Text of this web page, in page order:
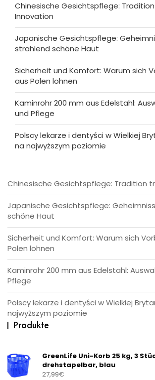
Chinesische Gesichtspflege:
Innovation
Japanische Gesichtspflege:
strahlend schöne Haut
Sicherheit und Komfort: Warum sich
aus Polen lohnen
Kaminrohr 200 mm aus Edelstahl:
und Pflege
Polscy lekarze i dentyści w Wielkiej
na najwyższym poziomie
Chinesische Gesichtspflege: Tradition
Japanische Gesichtspflege:
schöne Haut
Sicherheit und Komfort: Warum sich
Polen lohnen
Kaminrohr 200 mm aus Edelstahl:
Pflege
Polscy lekarze i dentyści w Wielkiej
najwyższym poziomie
Produkte
GreenLife Uni-Korb 25 kg, 3
drehstapelbar, blau
27,99€